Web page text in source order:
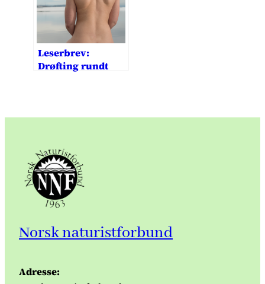
Leserbrev:
Drøfting rundt
Norsk naturistforbund
Adresse: